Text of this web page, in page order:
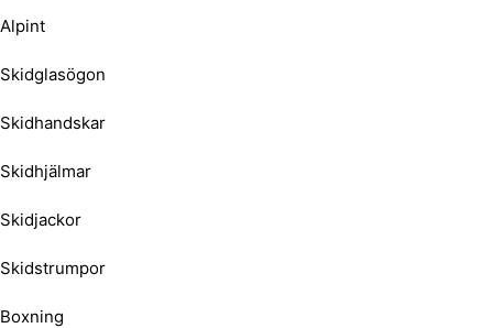
Alpint
Skidglasögon
Skidhandskar
Skidhjälmar
Skidjackor
Skidstrumpor
Boxning